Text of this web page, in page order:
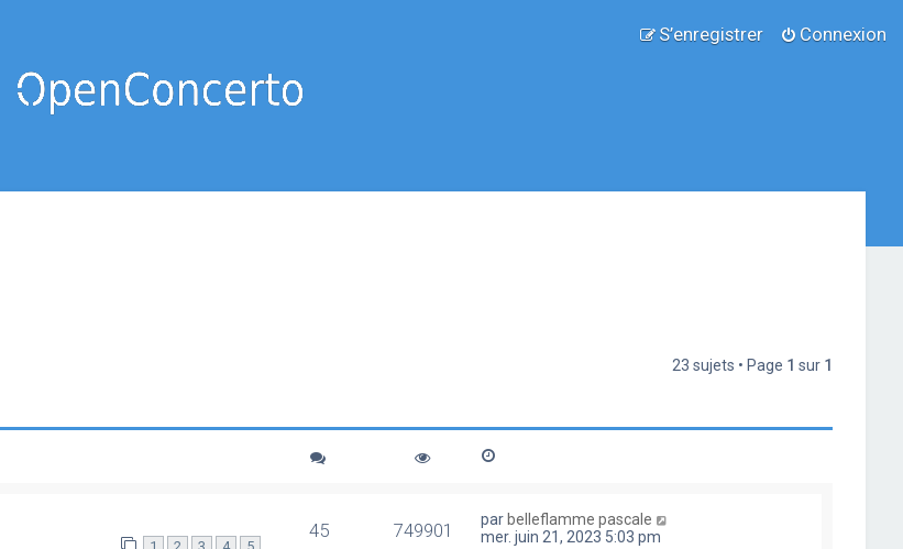
Connexion
S’enregistrer
23 sujets • Page 1 sur 1
45 749901 par belleflamme pascale
mer. juin 21, 2023 5:03 pm